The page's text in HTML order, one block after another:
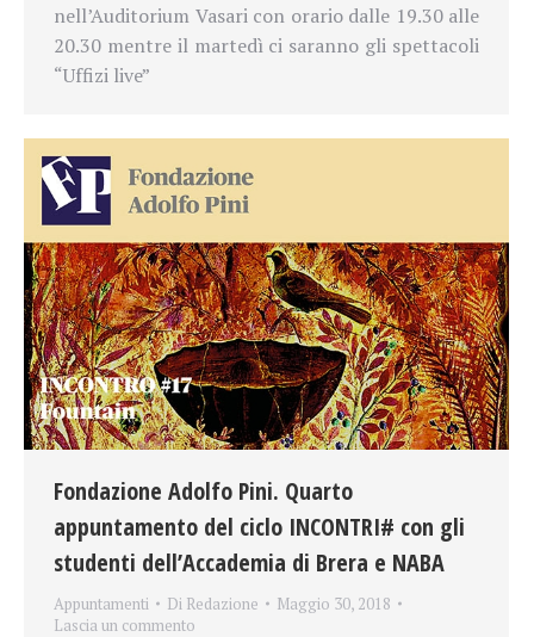
nell’Auditorium Vasari con orario dalle 19.30 alle
20.30 mentre il martedì ci saranno gli spettacoli
“Uffizi live”
Fondazione Adolfo Pini. Quarto
appuntamento del ciclo INCONTRI# con gli
studenti dell’Accademia di Brera e NABA
Appuntamenti Di Redazione
Maggio 30, 2018
Lascia un commento